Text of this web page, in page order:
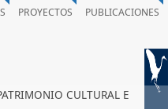
PROYECTOS
PUBLICACIONES
CULTURAL E